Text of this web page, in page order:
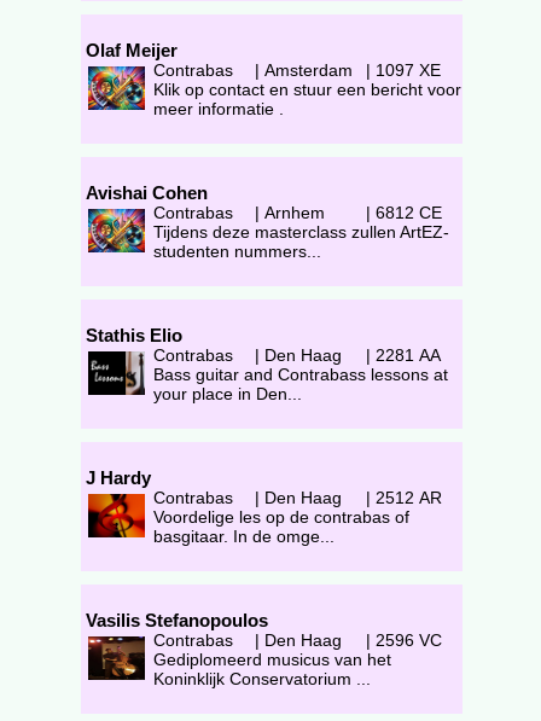
Olaf Meijer
Contrabas | Amsterdam | 1097 XE
Klik op contact en stuur een bericht voor
meer informatie .
Avishai Cohen
Contrabas | Arnhem | 6812 CE
Tijdens deze masterclass zullen ArtEZ-
studenten nummers...
Stathis Elio
Contrabas | Den Haag | 2281 AA
Bass guitar and Contrabass lessons at
your place in Den...
J Hardy
Contrabas | Den Haag | 2512 AR
Voordelige les op de contrabas of
basgitaar. In de omge...
Vasilis Stefanopoulos
Contrabas | Den Haag | 2596 VC
Gediplomeerd musicus van het
Koninklijk Conservatorium ...